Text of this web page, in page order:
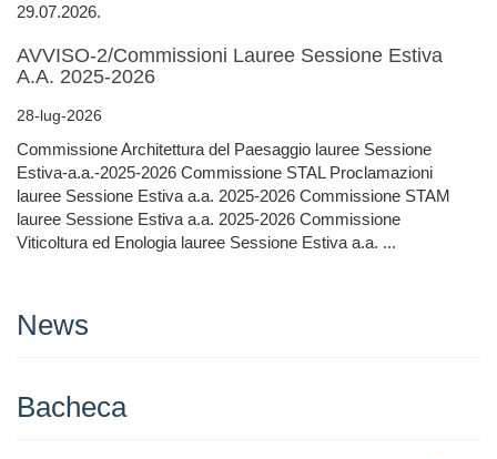
29.07.2026.
AVVISO-2/Commissioni Lauree Sessione Estiva
A.A. 2025-2026
28-lug-2026
Commissione Architettura del Paesaggio lauree Sessione
Estiva-a.a.-2025-2026 Commissione STAL Proclamazioni
lauree Sessione Estiva a.a. 2025-2026 Commissione STAM
lauree Sessione Estiva a.a. 2025-2026 Commissione
Viticoltura ed Enologia lauree Sessione Estiva a.a. ...
News
Bacheca